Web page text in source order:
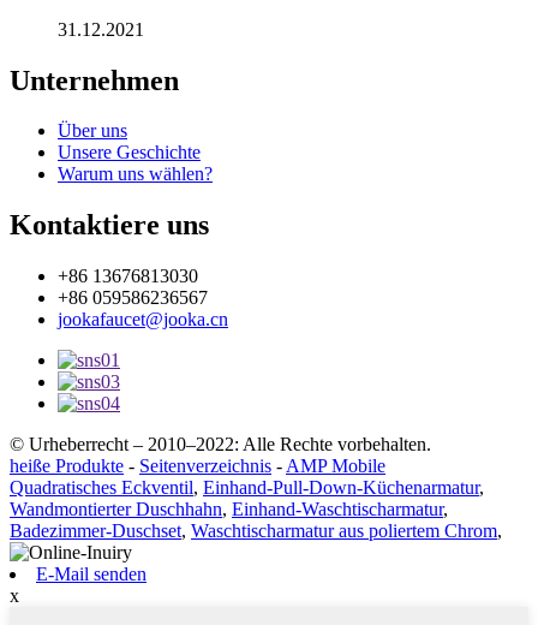
31.12.2021
Unternehmen
Über uns
Unsere Geschichte
Warum uns wählen?
Kontaktiere uns
+86 13676813030
+86 059586236567
jookafaucet@jooka.cn
© Urheberrecht – 2010–2022: Alle Rechte vorbehalten.
heiße Produkte - Seitenverzeichnis - AMP Mobile
Quadratisches Eckventil, Einhand-Pull-Down-Küchenarmatur,
Wandmontierter Duschhahn, Einhand-Waschtischarmatur,
Badezimmer-Duschset, Waschtischarmatur aus poliertem Chrom,
E-Mail senden
x